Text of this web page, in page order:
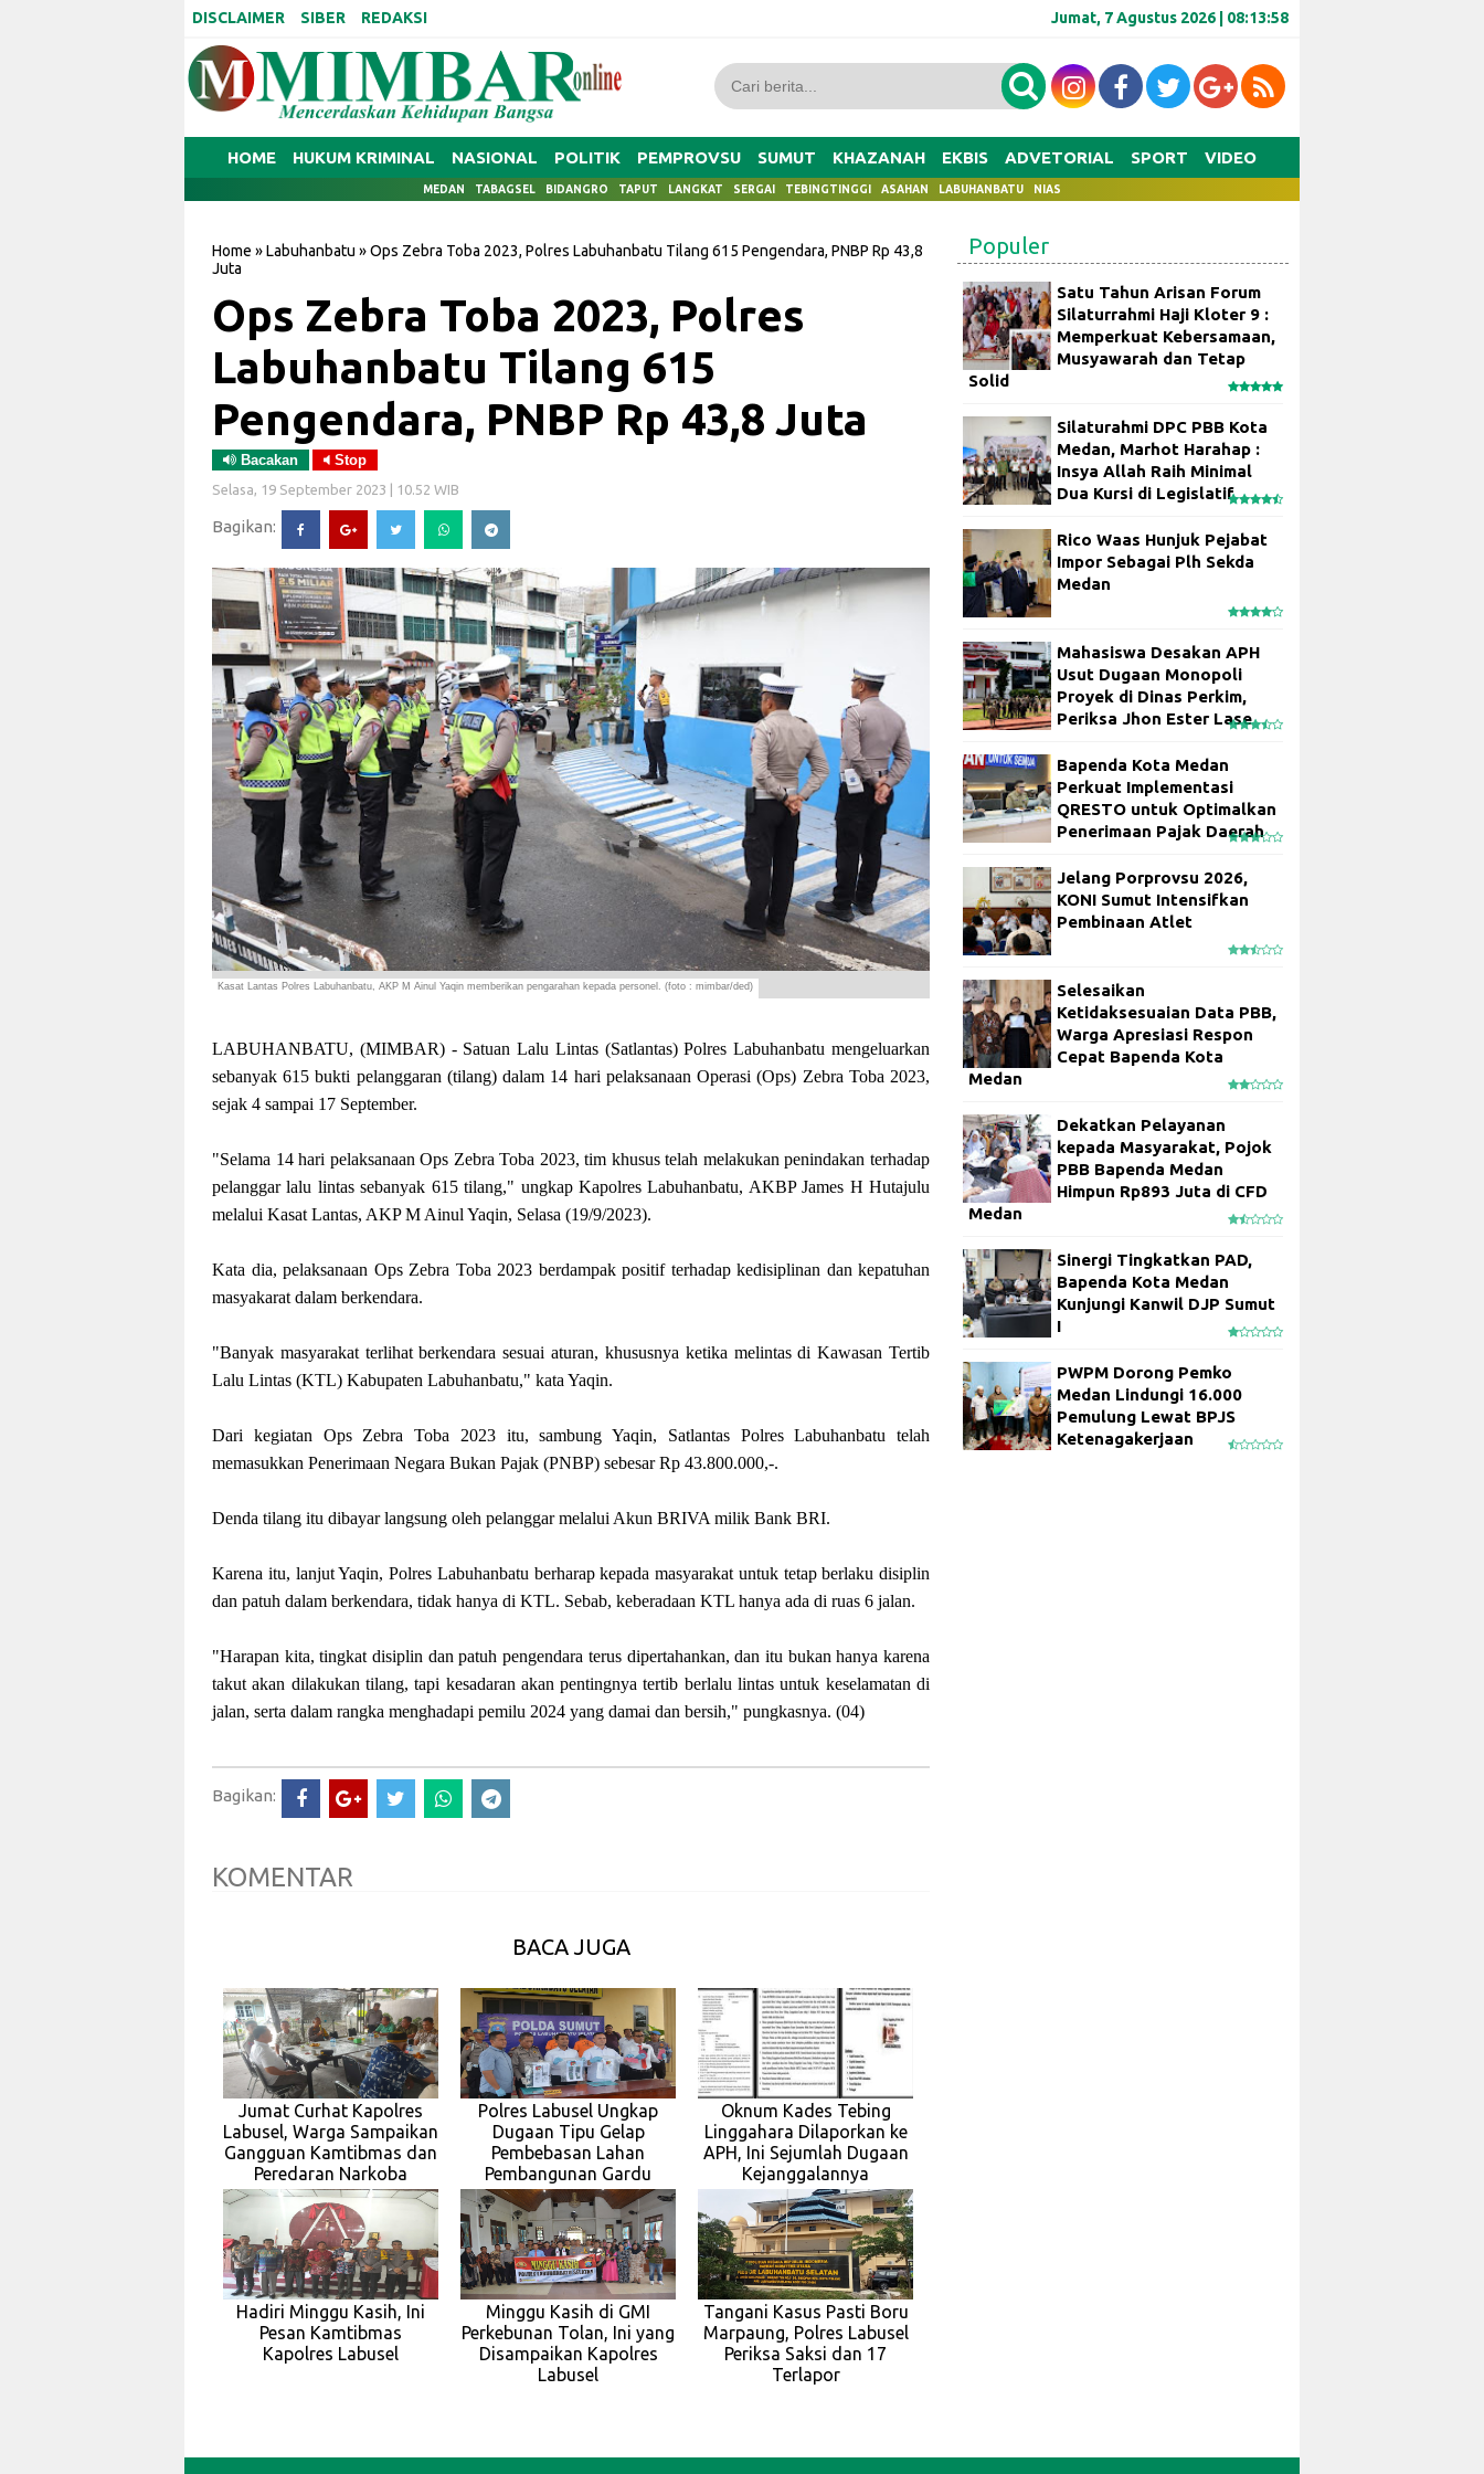
DISCLAIMER SIBER REDAKSI Jumat, 7 Agustus 2026 | 08:13:58
HOME HUKUM KRIMINAL NASIONAL POLITIK PEMPROVSU SUMUT KHAZANAH EKBIS ADVETORIAL SPORT VIDEO
MEDAN TABAGSEL BIDANGRO TAPUT LANGKAT SERGAI TEBINGTINGGI ASAHAN LABUHANBATU NIAS
Home »Labuhanbatu »Ops Zebra Toba 2023, Polres Labuhanbatu Tilang 615 Pengendara, PNBP Rp 43,8
Juta
Ops Zebra Toba 2023, Polres
Labuhanbatu Tilang 615
Pengendara, PNBP Rp 43,8 Juta
Bacakan Stop
Selasa, 19 September 2023 | 10.52 WIB
Bagikan:
Kasat Lantas Polres Labuhanbatu, AKP M Ainul Yaqin memberikan pengarahan kepada personel. (foto : mimbar/ded)
LABUHANBATU, (MIMBAR) - Satuan Lalu Lintas (Satlantas) Polres Labuhanbatu mengeluarkan
sebanyak 615 bukti pelanggaran (tilang) dalam 14 hari pelaksanaan Operasi (Ops) Zebra Toba 2023,
sejak 4 sampai 17 September.
"Selama 14 hari pelaksanaan Ops Zebra Toba 2023, tim khusus telah melakukan penindakan terhadap
pelanggar lalu lintas sebanyak 615 tilang," ungkap Kapolres Labuhanbatu, AKBP James H Hutajulu
melalui Kasat Lantas, AKP M Ainul Yaqin, Selasa (19/9/2023).
Kata dia, pelaksanaan Ops Zebra Toba 2023 berdampak positif terhadap kedisiplinan dan kepatuhan
masyakarat dalam berkendara.
"Banyak masyarakat terlihat berkendara sesuai aturan, khususnya ketika melintas di Kawasan Tertib
Lalu Lintas (KTL) Kabupaten Labuhanbatu," kata Yaqin.
Dari kegiatan Ops Zebra Toba 2023 itu, sambung Yaqin, Satlantas Polres Labuhanbatu telah
memasukkan Penerimaan Negara Bukan Pajak (PNBP) sebesar Rp 43.800.000,-.
Denda tilang itu dibayar langsung oleh pelanggar melalui Akun BRIVA milik Bank BRI.
Karena itu, lanjut Yaqin, Polres Labuhanbatu berharap kepada masyarakat untuk tetap berlaku disiplin
dan patuh dalam berkendara, tidak hanya di KTL. Sebab, keberadaan KTL hanya ada di ruas 6 jalan.
"Harapan kita, tingkat disiplin dan patuh pengendara terus dipertahankan, dan itu bukan hanya karena
takut akan dilakukan tilang, tapi kesadaran akan pentingnya tertib berlalu lintas untuk keselamatan di
jalan, serta dalam rangka menghadapi pemilu 2024 yang damai dan bersih," pungkasnya. (04)
Bagikan:
KOMENTAR
BACA JUGA
Jumat Curhat Kapolres
Labusel, Warga Sampaikan
Gangguan Kamtibmas dan
Peredaran Narkoba
Polres Labusel Ungkap
Dugaan Tipu Gelap
Pembebasan Lahan
Pembangunan Gardu
Oknum Kades Tebing
Linggahara Dilaporkan ke
APH, Ini Sejumlah Dugaan
Kejanggalannya
Hadiri Minggu Kasih, Ini
Pesan Kamtibmas
Kapolres Labusel
Minggu Kasih di GMI
Perkebunan Tolan, Ini yang
Disampaikan Kapolres
Labusel
Tangani Kasus Pasti Boru
Marpaung, Polres Labusel
Periksa Saksi dan 17
Terlapor
Populer
Satu Tahun Arisan Forum
Silaturrahmi Haji Kloter 9 :
Memperkuat Kebersamaan,
Musyawarah dan Tetap
Solid
Silaturahmi DPC PBB Kota
Medan, Marhot Harahap :
Insya Allah Raih Minimal
Dua Kursi di Legislatif
Rico Waas Hunjuk Pejabat
Impor Sebagai Plh Sekda
Medan
Mahasiswa Desakan APH
Usut Dugaan Monopoli
Proyek di Dinas Perkim,
Periksa Jhon Ester Lase
Bapenda Kota Medan
Perkuat Implementasi
QRESTO untuk Optimalkan
Penerimaan Pajak Daerah
Jelang Porprovsu 2026,
KONI Sumut Intensifkan
Pembinaan Atlet
Selesaikan
Ketidaksesuaian Data PBB,
Warga Apresiasi Respon
Cepat Bapenda Kota
Medan
Dekatkan Pelayanan
kepada Masyarakat, Pojok
PBB Bapenda Medan
Himpun Rp893 Juta di CFD
Medan
Sinergi Tingkatkan PAD,
Bapenda Kota Medan
Kunjungi Kanwil DJP Sumut
I
PWPM Dorong Pemko
Medan Lindungi 16.000
Pemulung Lewat BPJS
Ketenagakerjaan